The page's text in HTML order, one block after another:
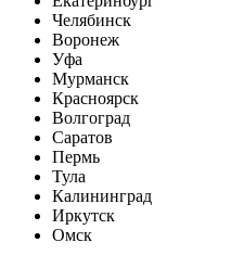
Челябинск
Воронеж
Уфа
Мурманск
Красноярск
Волгоград
Саратов
Пермь
Тула
Калининград
Иркутск
Омск